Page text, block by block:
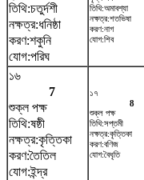
তিথি:চতুর্দশী
নক্ষত্র:ধনিষ্ঠা
করণ:শকুনি
যোগ:পরিঘ
তিথি:অমাবশ্যা
নক্ষত্র:শতভিষ‌া
করণ:নাগ
যোগ:শিব
১৬
7
শুক্ল পক্ষ
তিথি:ষষ্ঠী
নক্ষত্র:কৃত্তিকা
করণ:তৈতিল
যোগ:ইন্দ্র
১৭
8
শুক্ল পক্ষ
তিথি:সপ্তমী
নক্ষত্র:কৃত্তিকা
করণ:বণিজ
যোগ:বৈধৃতি